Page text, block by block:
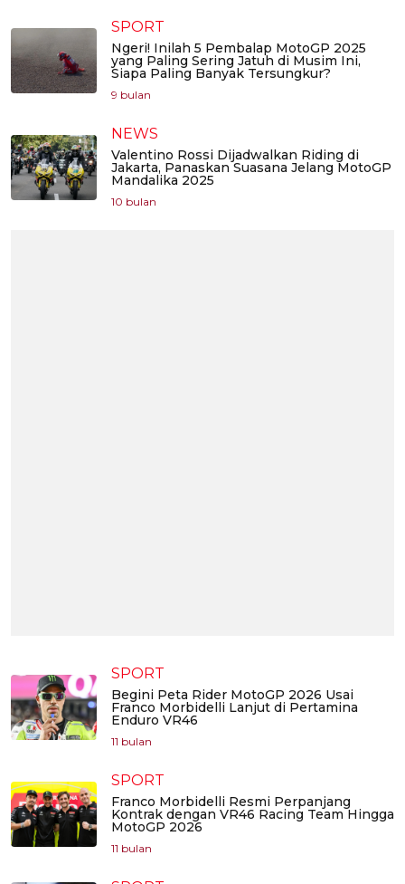
SPORT
Ngeri! Inilah 5 Pembalap MotoGP 2025
yang Paling Sering Jatuh di Musim Ini,
Siapa Paling Banyak Tersungkur?
9 bulan
NEWS
Valentino Rossi Dijadwalkan Riding di
Jakarta, Panaskan Suasana Jelang MotoGP
Mandalika 2025
10 bulan
SPORT
Begini Peta Rider MotoGP 2026 Usai
Franco Morbidelli Lanjut di Pertamina
Enduro VR46
11 bulan
SPORT
Franco Morbidelli Resmi Perpanjang
Kontrak dengan VR46 Racing Team Hingga
MotoGP 2026
11 bulan